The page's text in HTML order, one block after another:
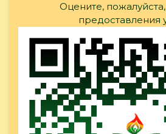
Оцените,
предоставления